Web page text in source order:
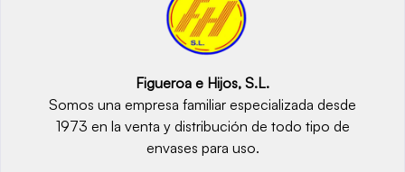
Figueroa e Hijos, S.L.
Somos una empresa familiar especializada desde
1973 en la venta y distribución de todo tipo de
envases para uso.